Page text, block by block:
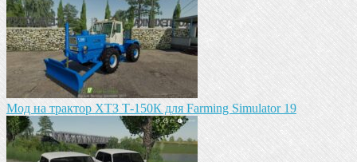
Мод на трактор ХТЗ Т-150К для Farming Simulator 19